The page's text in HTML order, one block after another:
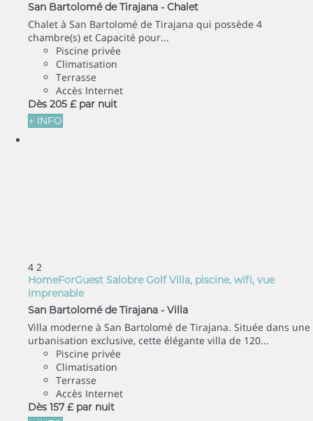
San Bartolomé de Tirajana - Chalet
Chalet à San Bartolomé de Tirajana qui possède 4
chambre(s) et Capacité pour...
Piscine privée
Climatisation
Terrasse
Accès Internet
Dès 205 £ par nuit
+ INFO
4 2
HomeForGuest Salobre Golf Villa, piscine, wifi, vue
imprenable
San Bartolomé de Tirajana - Villa
Villa moderne à San Bartolomé de Tirajana. Située dans une
urbanisation exclusive, cette élégante villa de 120...
Piscine privée
Climatisation
Terrasse
Accès Internet
Dès 157 £ par nuit